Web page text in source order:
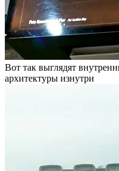
Вот так выглядят
архитектуры изнутри